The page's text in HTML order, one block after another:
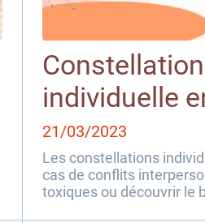
individuelle
21/03/2023
Les constellations
cas de conflits
toxiques ou découvrir le